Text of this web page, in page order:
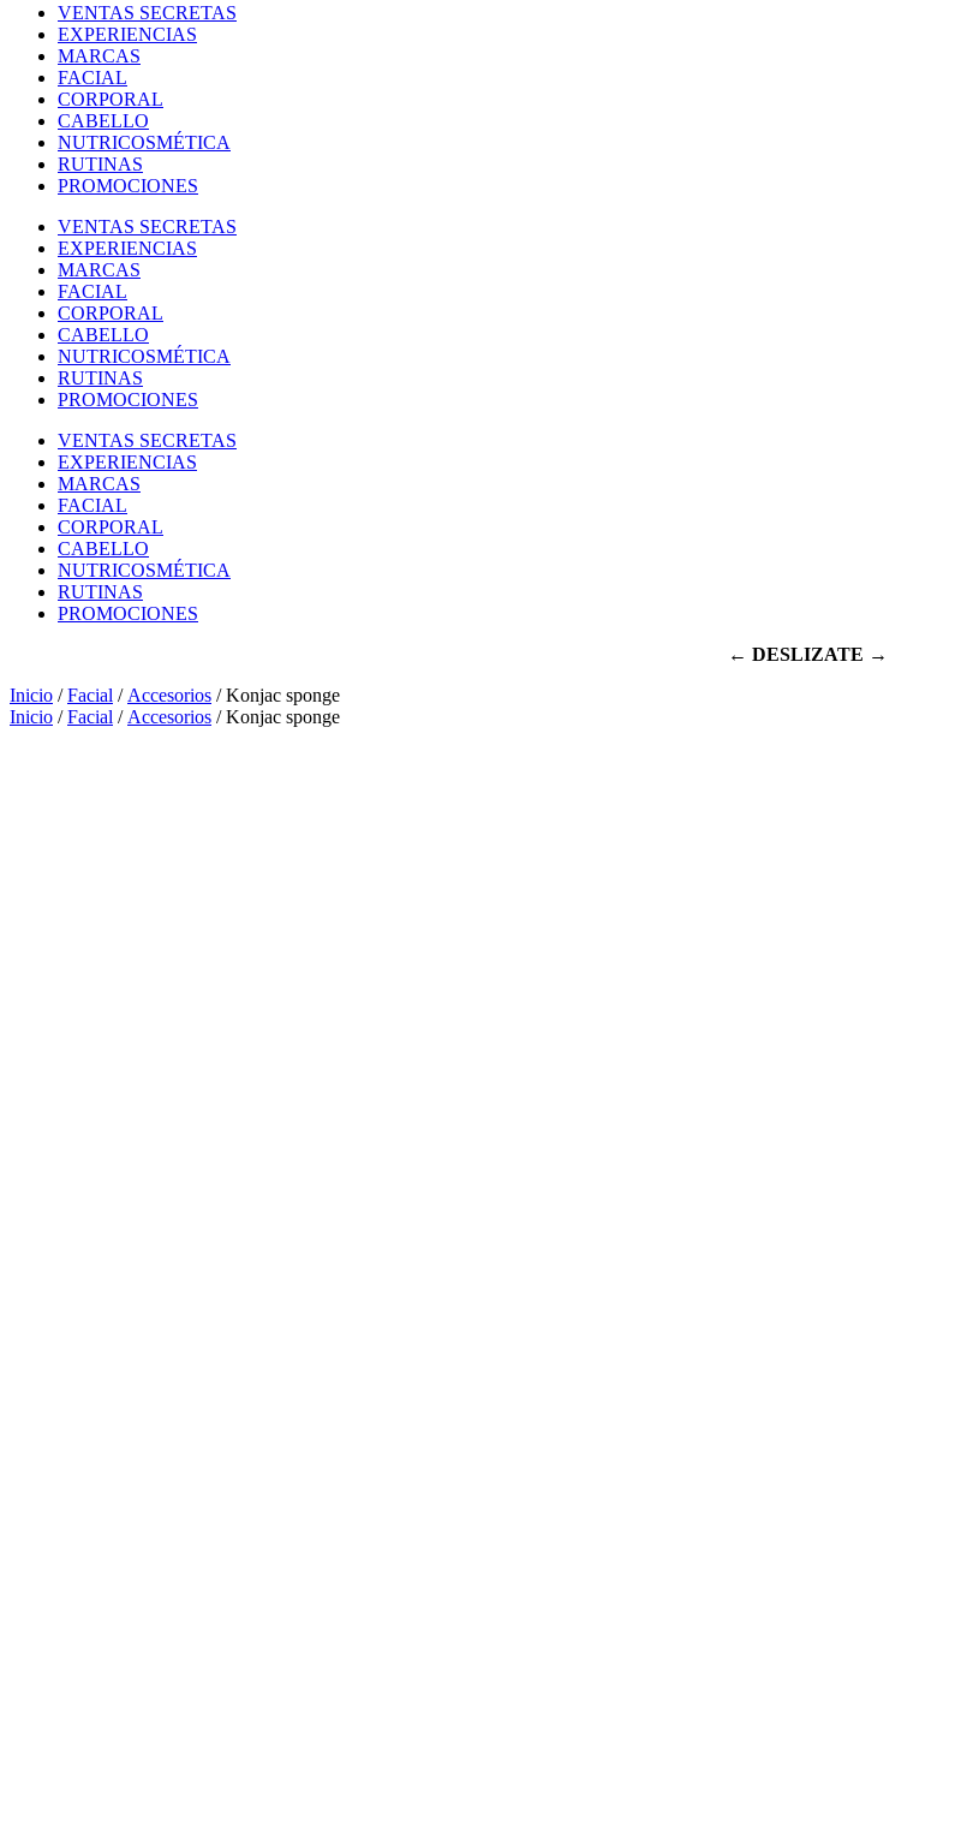
VENTAS SECRETAS
EXPERIENCIAS
MARCAS
FACIAL
CORPORAL
CABELLO
NUTRICOSMÉTICA
RUTINAS
PROMOCIONES
VENTAS SECRETAS
EXPERIENCIAS
MARCAS
FACIAL
CORPORAL
CABELLO
NUTRICOSMÉTICA
RUTINAS
PROMOCIONES
VENTAS SECRETAS
EXPERIENCIAS
MARCAS
FACIAL
CORPORAL
CABELLO
NUTRICOSMÉTICA
RUTINAS
PROMOCIONES
← DESLIZATE →
Inicio /Facial / Accesorios / Konjac sponge
Inicio /Facial / Accesorios / Konjac sponge